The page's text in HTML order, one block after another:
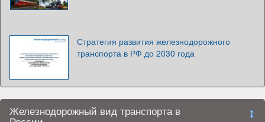
Стратегия развития железнодорожного
транспорта в РФ до 2030 года
Железнодорожный вид транспорта в